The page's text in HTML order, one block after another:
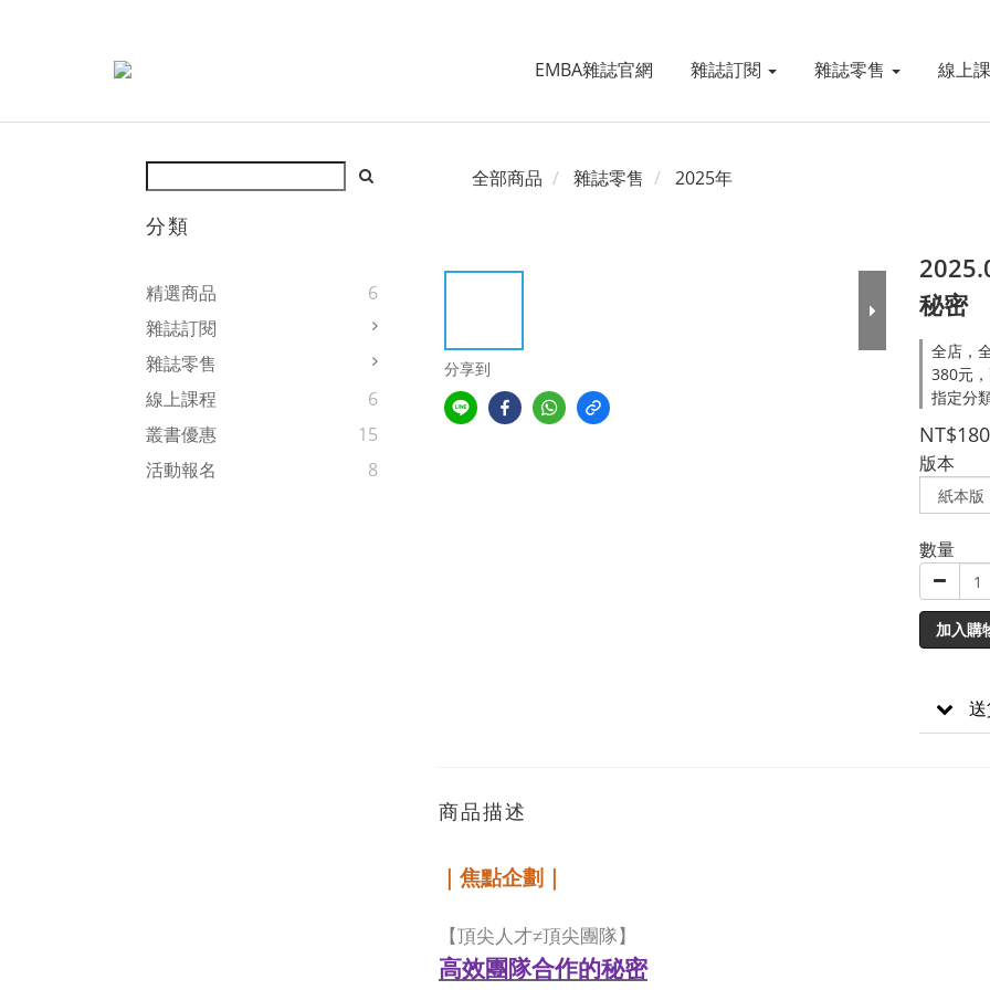
EMBA雜誌官網 雜誌訂閱 雜誌零售 線上
分類
精選商品
6
雜誌訂閱
雜誌零售
線上課程
6
叢書優惠
15
活動報名
8
全部商品 雜誌零售 2025年
分享到
秘密
全店，
380元
指定分
NT$180
版本
數量
加入購
商品描述
｜焦點企劃｜
【頂尖人才≠頂尖團隊】
高效團隊合作的秘密